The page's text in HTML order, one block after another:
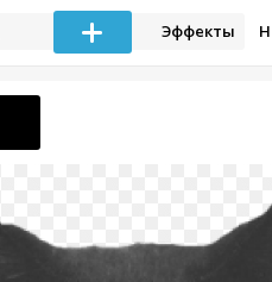
Эффекты